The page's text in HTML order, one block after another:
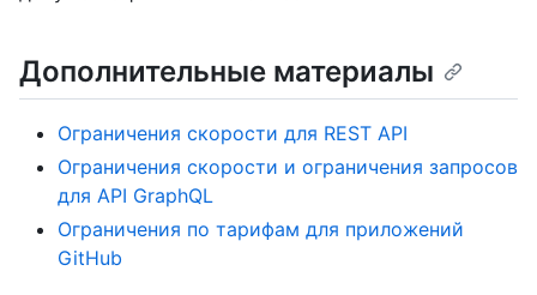
Дополнительные материалы
Ограничения скорости для REST API
Ограничения скорости и ограничения запросов
для API GraphQL
Ограничения по тарифам для приложений
GitHub